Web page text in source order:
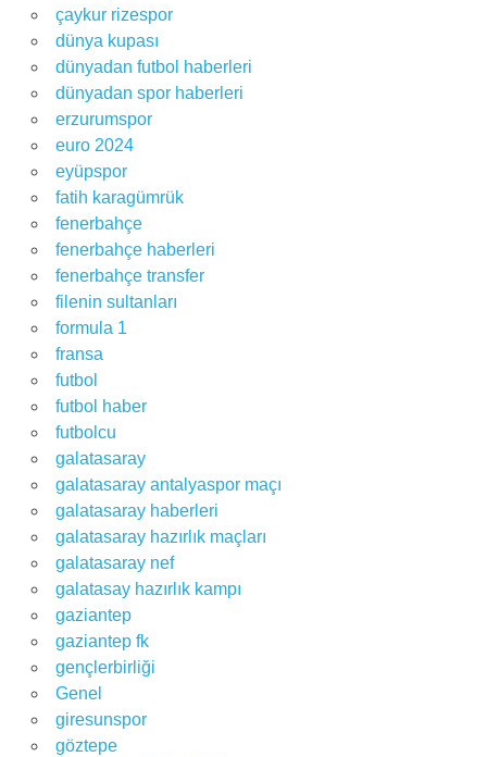
çaykur rizespor
dünya kupası
dünyadan futbol haberleri
dünyadan spor haberleri
erzurumspor
euro 2024
eyüpspor
fatih karagümrük
fenerbahçe
fenerbahçe haberleri
fenerbahçe transfer
filenin sultanları
formula 1
fransa
futbol
futbol haber
futbolcu
galatasaray
galatasaray antalyaspor maçı
galatasaray haberleri
galatasaray hazırlık maçları
galatasaray nef
galatasay hazırlık kampı
gaziantep
gaziantep fk
gençlerbirliği
Genel
giresunspor
göztepe